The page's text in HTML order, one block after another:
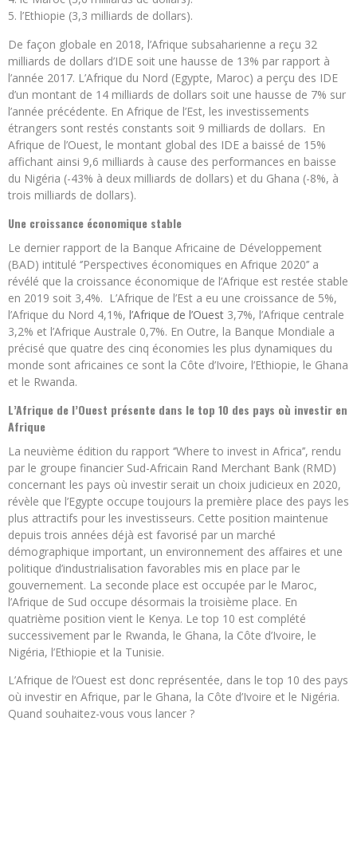
l’Ethiopie (3,3 milliards de dollars).
De façon globale en 2018, l’Afrique subsaharienne a reçu 32
milliards de dollars d’IDE soit une hausse de 13% par rapport à
l’année 2017. L’Afrique du Nord (Egypte, Maroc) a perçu des IDE
d’un montant de 14 milliards de dollars soit une hausse de 7% sur
l’année précédente. En Afrique de l’Est, les investissements
étrangers sont restés constants soit 9 milliards de dollars. En
Afrique de l’Ouest, le montant global des IDE a baissé de 15%
affichant ainsi 9,6 milliards à cause des performances en baisse
du Nigéria (-43% à deux milliards de dollars) et du Ghana (-8%, à
trois milliards de dollars).
Une croissance économique stable
Le dernier rapport de la Banque Africaine de Développement
(BAD) intitulé ‘’Perspectives économiques en Afrique 2020’’ a
révélé que la croissance économique de l’Afrique est restée stable
en 2019 soit 3,4%. L’Afrique de l’Est a eu une croissance de 5%,
l’Afrique du Nord 4,1%, l’Afrique de l’Ouest 3,7%, l’Afrique centrale
3,2% et l’Afrique Australe 0,7%. En Outre, la Banque Mondiale a
précisé que quatre des cinq économies les plus dynamiques du
monde sont africaines ce sont la Côte d’Ivoire, l’Ethiopie, le Ghana
et le Rwanda.
L’Afrique de l’Ouest présente dans le top 10 des pays où investir en
Afrique
La neuvième édition du rapport ‘’Where to invest in Africa’’, rendu
par le groupe financier Sud-Africain Rand Merchant Bank (RMD)
concernant les pays où investir serait un choix judicieux en 2020,
révèle que l’Egypte occupe toujours la première place des pays les
plus attractifs pour les investisseurs. Cette position maintenue
depuis trois années déjà est favorisé par un marché
démographique important, un environnement des affaires et une
politique d’industrialisation favorables mis en place par le
gouvernement. La seconde place est occupée par le Maroc,
l’Afrique de Sud occupe désormais la troisième place. En
quatrième position vient le Kenya. Le top 10 est complété
successivement par le Rwanda, le Ghana, la Côte d’Ivoire, le
Nigéria, l’Ethiopie et la Tunisie.
L’Afrique de l’Ouest est donc représentée, dans le top 10 des pays
où investir en Afrique, par le Ghana, la Côte d’Ivoire et le Nigéria.
Quand souhaitez-vous vous lancer ?